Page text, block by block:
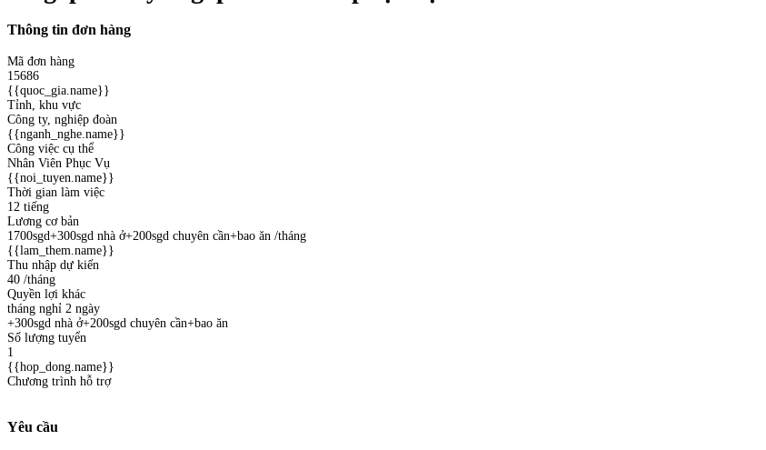
Thông tin đơn hàng
Mã đơn hàng
15686
{{quoc_gia.name}}
Tỉnh, khu vực
Công ty, nghiệp đoàn
{{nganh_nghe.name}}
Công việc cụ thể
Nhân Viên Phục Vụ
{{noi_tuyen.name}}
Thời gian làm việc
12 tiếng
Lương cơ bản
1700sgd+300sgd nhà ở+200sgd chuyên cần+bao ăn /tháng
{{lam_them.name}}
Thu nhập dự kiến
40 /tháng
Quyền lợi khác
tháng nghỉ 2 ngày
+300sgd nhà ở+200sgd chuyên cần+bao ăn
Số lượng tuyển
1
{{hop_dong.name}}
Chương trình hỗ trợ
Yêu cầu